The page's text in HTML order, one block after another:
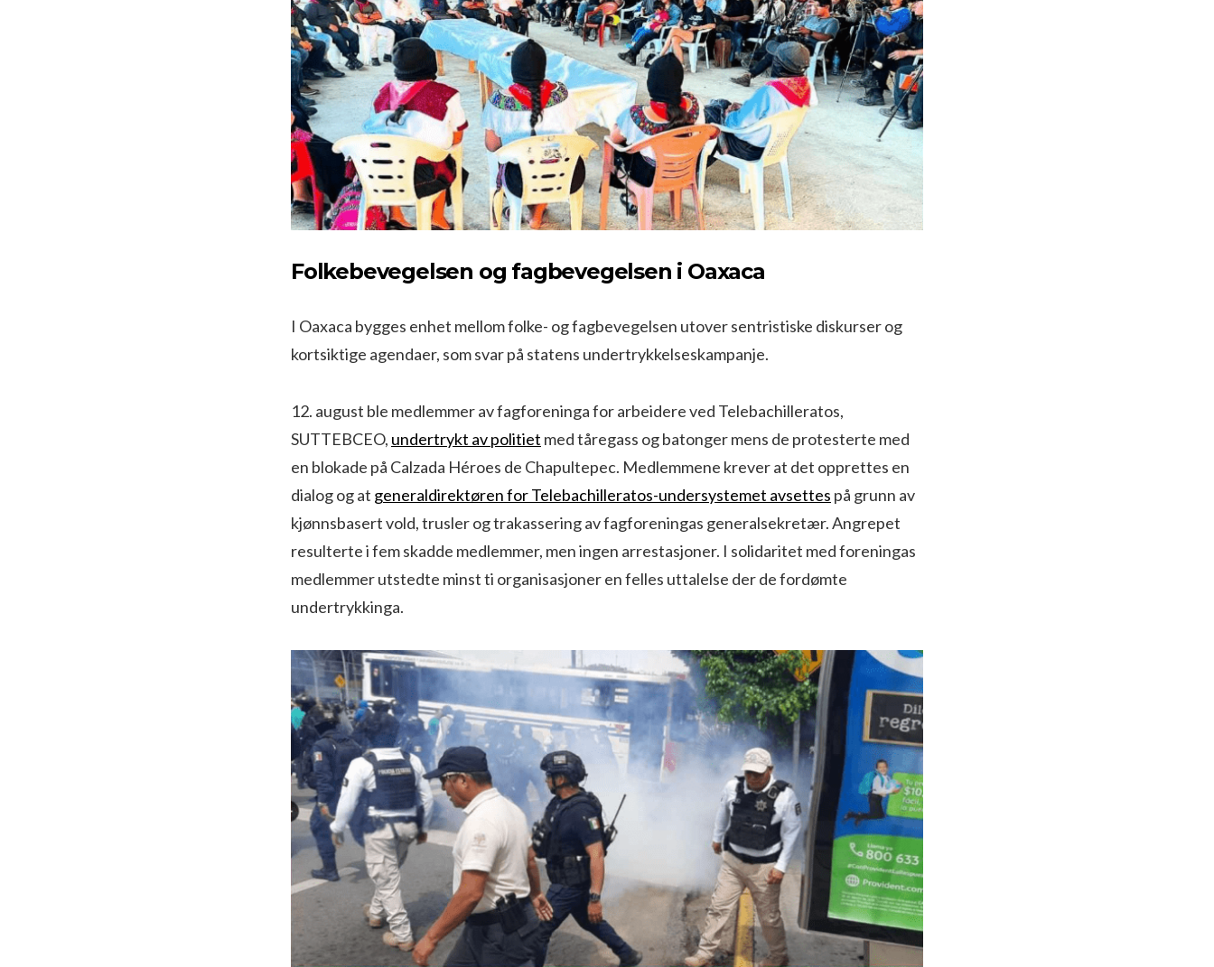
Folkebevegelsen og fagbevegelsen i Oaxaca
I Oaxaca bygges enhet mellom folke- og fagbevegelsen utover sentristiske diskurser og
kortsiktige agendaer, som svar på statens undertrykkelseskampanje.
12. august ble medlemmer av fagforeninga for arbeidere ved Telebachilleratos,
SUTTEBCEO, undertrykt av politiet med tåregass og batonger mens de protesterte med
en blokade på Calzada Héroes de Chapultepec. Medlemmene krever at det opprettes en
dialog og at generaldirektøren for Telebachilleratos-undersystemet avsettes på grunn av
kjønnsbasert vold, trusler og trakassering av fagforeningas generalsekretær. Angrepet
resulterte i fem skadde medlemmer, men ingen arrestasjoner. I solidaritet med foreningas
medlemmer utstedte minst ti organisasjoner en felles uttalelse der de fordømte
undertrykkinga.